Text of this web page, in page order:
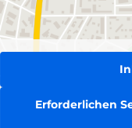
Erforderlichen